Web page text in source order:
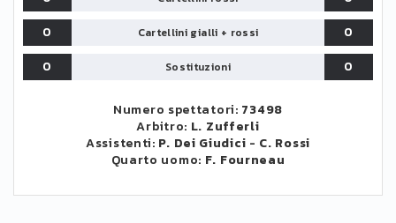
0
Cartellini gialli + rossi
0
0
Sostituzioni 0
Numero spettatori: 73498
Arbitro: L. Zufferli
Assistenti: P. Dei Giudici - C. Rossi
Quarto uomo: F. Fourneau